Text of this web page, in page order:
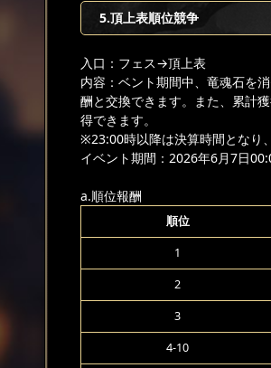
5.頂上表順位競争
入口：フェス→頂上表
内容：ベント期間中、竜魂石を
酬と交換できます。また、累計
得できます。
※23:00時以降は決算時間となり
イベント期間：2026年6月7日
a.順位報酬
順位
1
2
3
4-10